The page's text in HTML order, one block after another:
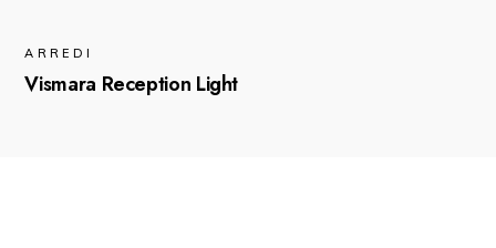
ARREDI
Vismara Reception Light